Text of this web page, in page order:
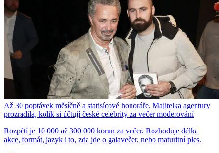
Až 30 poptávek měsíčně a statisícové honoráře. Majitelka agentury
prozradila, kolik si účtují české celebrity za večer moderování
Rozpětí je 10 000 až 300 000 korun za večer. Rozhoduje délka
akce, formát, jazyk i to, zda jde o galavečer, nebo maturitní ples.